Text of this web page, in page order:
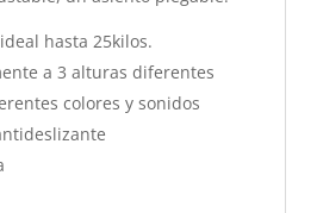
hasta 25kilos.
a 3 alturas diferentes
colores y sonidos